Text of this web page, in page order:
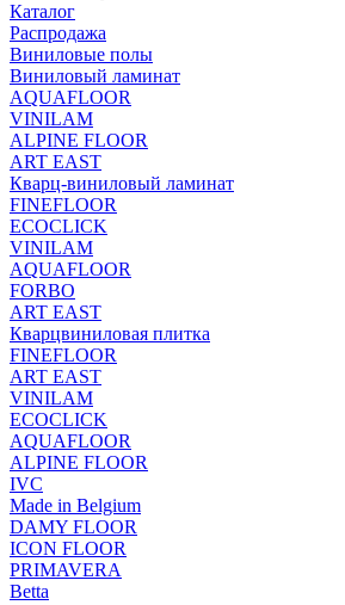
Каталог
Распродажа
Виниловые полы
Виниловый ламинат
AQUAFLOOR
VINILAM
ALPINE FLOOR
ART EAST
Кварц-виниловый ламинат
FINEFLOOR
ECOCLICK
VINILAM
AQUAFLOOR
FORBO
ART EAST
Кварцвиниловая плитка
FINEFLOOR
ART EAST
VINILAM
ECOCLICK
AQUAFLOOR
ALPINE FLOOR
IVC
Made in Belgium
DAMY FLOOR
ICON FLOOR
PRIMAVERA
Betta